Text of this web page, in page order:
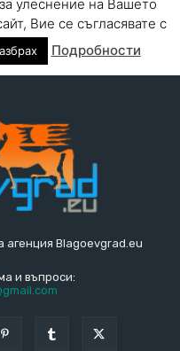
Blagoevgrad.eu
и въпроси: